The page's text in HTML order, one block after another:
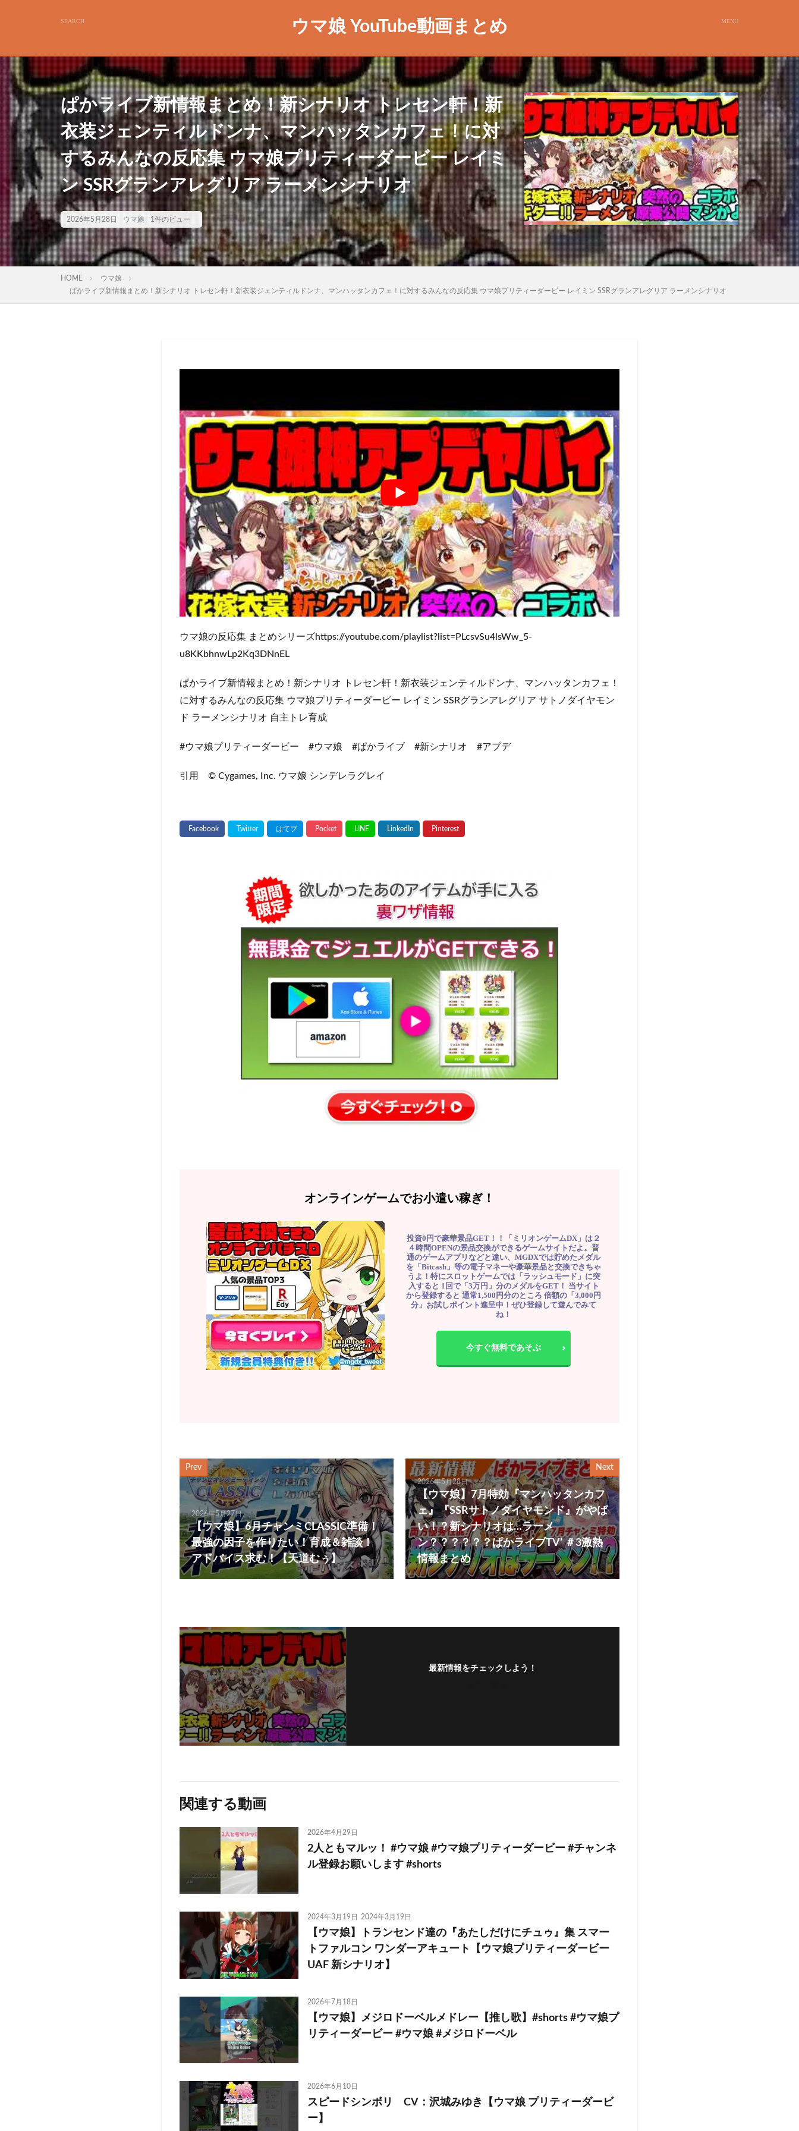
ウマ娘 YouTube動画まとめ
ぱかライブ新情報まとめ！新シナリオ トレセン軒！新
衣装ジェンティルドンナ、マンハッタンカフェ！に対
するみんなの反応集 ウマ娘プリティーダービー レイミ
ン SSRグランアレグリア ラーメンシナリオ
2026年5月28日 ウマ娘 1件のビュー
HOME
ウマ娘
ぱかライブ新情報まとめ！新シナリオ トレセン軒！新衣装ジェンティルドンナ、マンハッタンカフェ！に対するみんなの反応集 ウマ娘プリティーダービー レイミン SSRグランアレグリア ラーメンシナリオ
ウマ娘の反応集 まとめシリーズhttps://youtube.com/playlist?list=PLcsvSu4lsWw_5-
u8KKbhnwLp2Kq3DNnEL
ぱかライブ新情報まとめ！新シナリオ トレセン軒！新衣装ジェンティルドンナ、マンハッタンカフェ！
に対するみんなの反応集 ウマ娘プリティーダービー レイミン SSRグランアレグリア サトノダイヤモン
ド ラーメンシナリオ 自主トレ育成
#ウマ娘プリティーダービー #ウマ娘 #ぱかライブ #新シナリオ #アプデ
引用 © Cygames, Inc. ウマ娘 シンデレラグレイ
オンラインゲームでお小遣い稼ぎ！
投資0円で豪華景品GET！！「ミリオンゲームDX」は２
４時間OPENの景品交換ができるゲームサイトだよ。普
通のゲームアプリなどと違い、MGDXでは貯めたメダル
を「Bitcash」等の電子マネーや豪華景品と交換できちゃ
うよ！特にスロットゲームでは「ラッシュモード」に突
入すると 1回で「3万円」分のメダルをGET！ 当サイト
から登録すると 通常1,500円分のところ 倍額の「3,000円
分」お試しポイント進呈中！ぜひ登録して遊んでみて
ね！
今すぐ無料であそぶ
Prev
2026年5月27日
【ウマ娘】6月チャンミCLASSIC準備！
最強の因子を作りたい！育成＆雑談！
アドバイス求む！【天道むぅ】
Next
2026年5月28日
【ウマ娘】7月特効『マンハッタンカフ
ェ』『SSRサトノダイヤモンド』がやば
い！？新シナリオは…ラーメ
ン？？？？？？ぱかライブTV’ ＃3激熱
情報まとめ
最新情報をチェックしよう！
関連する動画
2026年4月29日
2人ともマルッ！ #ウマ娘 #ウマ娘プリティーダービー #チャンネ
ル登録お願いします #shorts
2024年3月19日 2024年3月19日
【ウマ娘】トランセンド達の『あたしだけにチュゥ』集 スマー
トファルコン ワンダーアキュート【ウマ娘プリティーダービー
UAF 新シナリオ】
2026年7月18日
【ウマ娘】メジロドーベルメドレー【推し歌】#shorts #ウマ娘プ
リティーダービー #ウマ娘 #メジロドーベル
2026年6月10日
スピードシンボリ CV：沢城みゆき【ウマ娘 プリティーダービ
ー】